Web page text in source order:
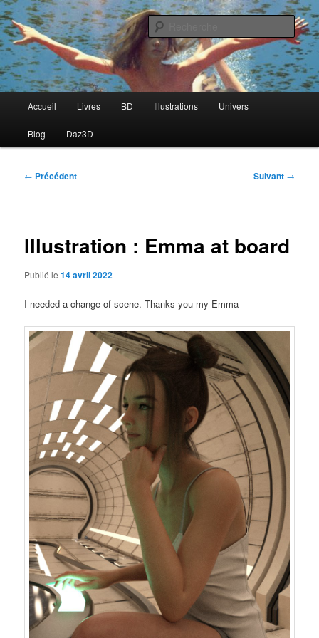
Aller
au
contenu
principalCésar Séjourné
Auteur & Artiste 3D
principal
Accueil Livres BD Illustrations Univers
Blog Daz3D
Navigation
← Précédent Suivant →
Illustration : Emma at board
Publié le14 avril 2022
I needed a change of scene. Thanks you my Emma